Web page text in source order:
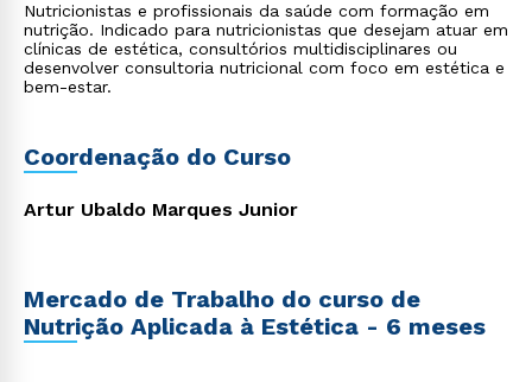
Nutricionistas e profissionais da saúde com formação em
nutrição. Indicado para nutricionistas que desejam atuar em
clínicas de estética, consultórios multidisciplinares ou
desenvolver consultoria nutricional com foco em estética e
bem-estar.
Coordenação do Curso
Artur Ubaldo Marques Junior
Mercado de Trabalho do curso de
Nutrição Aplicada à Estética - 6 meses